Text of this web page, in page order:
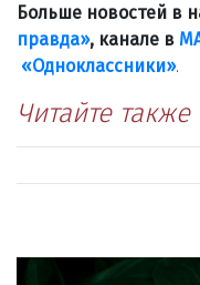
Больше новостей в
правда», канале в
«Одноклассники».
Читайте также